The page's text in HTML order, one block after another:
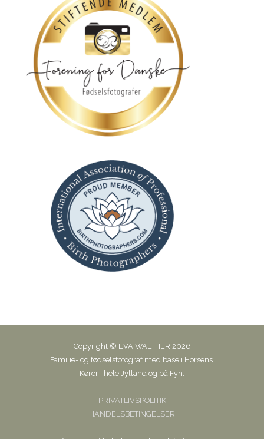
Copyright © EVA WALTHER 2026
Familie- og fødselsfotograf med base i Horsens.
Kører i hele Jylland og på Fyn.
PRIVATLIVSPOLITIK
HANDELSBETINGELSER